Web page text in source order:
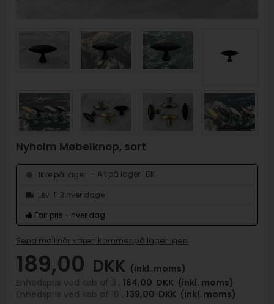
Nyholm Møbelknop, sort
Ikke på lager - Alt på lager i DK
Lev. 1-3 hver dage
Fair pris - hver dag
Send mail når varen kommer på lager igen
189,00 DKK (inkl. moms)
Enhedspris ved køb af 3 , 164,00 DKK (inkl. moms)
Enhedspris ved køb af 10 , 139,00 DKK (inkl. moms)